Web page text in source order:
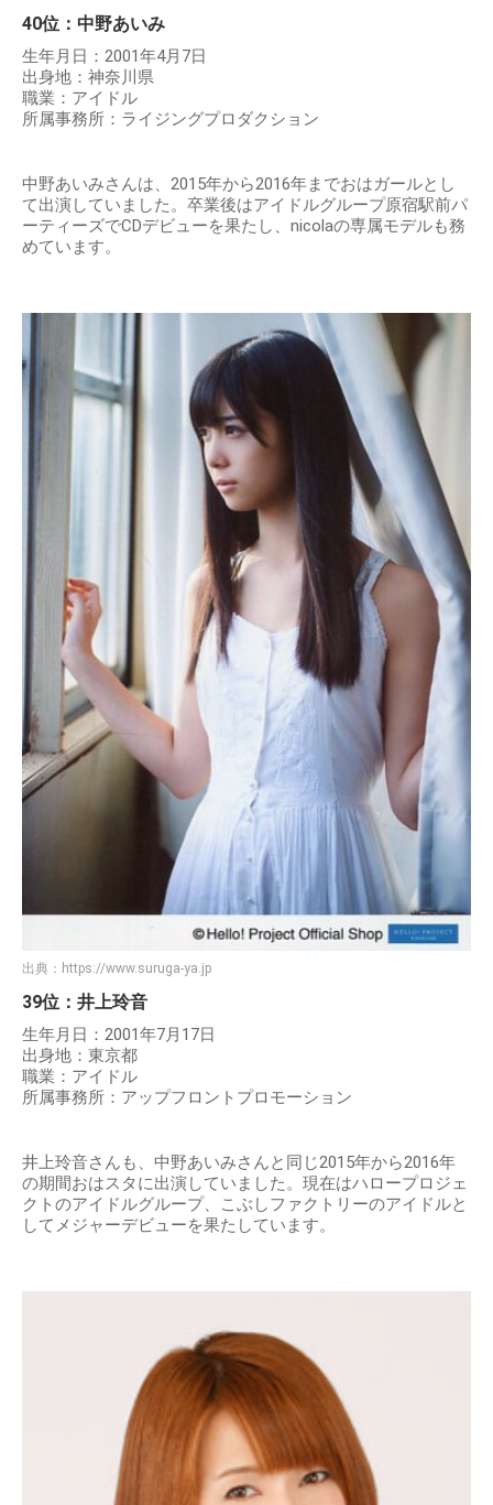
40位：中野あいみ
生年月日：2001年4月7日
出身地：神奈川県
職業：アイドル
所属事務所：ライジングプロダクション
中野あいみさんは、2015年から2016年までおはガールとし
て出演していました。卒業後はアイドルグループ原宿駅前パ
ーティーズでCDデビューを果たし、nicolaの専属モデルも務
めています。
出典： https://www.suruga-ya.jp
39位：井上玲音
生年月日：2001年7月17日
出身地：東京都
職業：アイドル
所属事務所：アップフロントプロモーション
井上玲音さんも、中野あいみさんと同じ2015年から2016年
の期間おはスタに出演していました。現在はハロープロジェ
クトのアイドルグループ、こぶしファクトリーのアイドルと
してメジャーデビューを果たしています。